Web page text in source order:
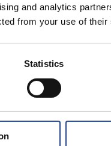
and analytics
from your use of
Statistics